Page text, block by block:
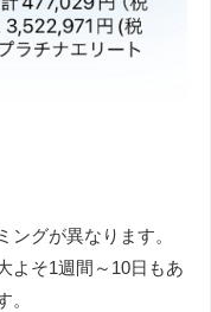
グが異なります。
よそ1週間～10日もあ
。